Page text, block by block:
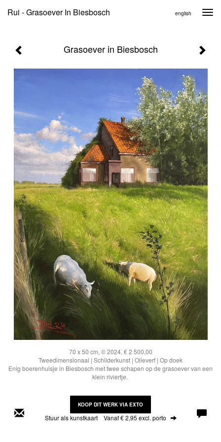
Rui - Grasoever In Biesbosch english
Grasoever in Biesbosch
70 x 50 cm, © 2024, € 2 500,00
Tweedimensionaal | Schilderkunst | Olieverf | Op doek
Enig boerenhuisje in Biesbosch met twee schapen op de grasoever van een
klein riviertje.
KOOP DIT WERK VIA EXTO
Stuur als kunstkaart Vanaf € 2,95 excl. porto